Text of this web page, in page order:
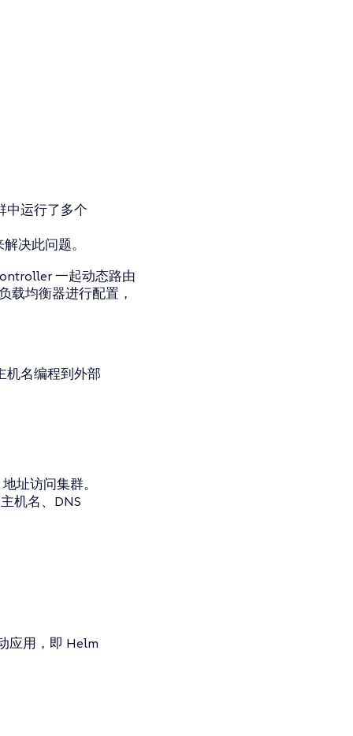
中运行了多个
决此问题。
一起动态路由
载均衡器进行配置，
机名编程到外部
址访问集群。
机名、DNS
应用，即 Helm